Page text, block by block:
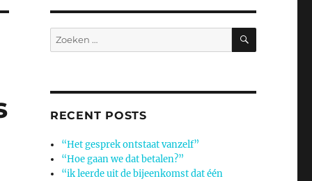
Zoeken
naar:
ZOEKEN
RECENT POSTS
“Het gesprek ontstaat vanzelf”
“Hoe gaan we dat betalen?”
“ik leerde uit de bijeenkomst dat één